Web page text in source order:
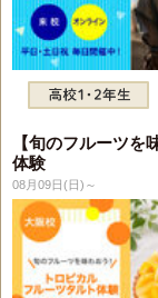
【旬のフルーツを
体験
08月09日(日)～